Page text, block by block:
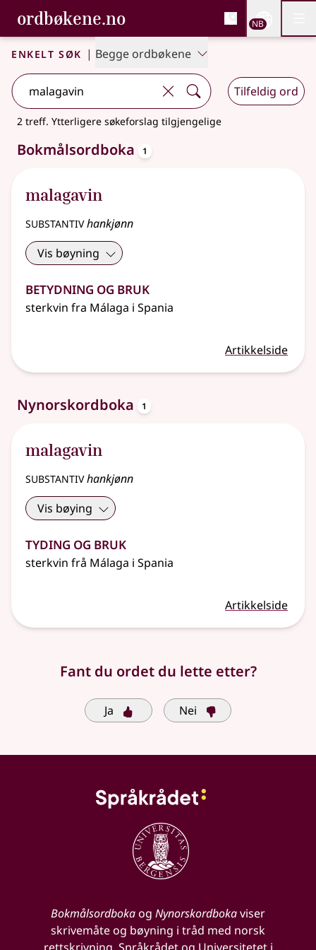
Gå til hovedinnhold
Tilgjengelighet
ordbøkene.no, Bokmålsordboka og
Bokmålsordboka og Nynorskordboka
NB
Enkelt søk | Begge ordbøkene
Tilfeldig ord
2 treff. Ytterligere søkeforslag tilgjengelige
Bokmålsordboka 1
malagavin
substantivhankjønn
Vis bøyning
Betydning og bruk
sterkvin fra Málaga i Spania
Artikkelside
Nynorskordboka 1
malagavin
substantivhankjønn
Vis bøying
Tyding og bruk
sterkvin frå Málaga i Spania
Artikkelside
Fant du ordet du lette etter?
Ja Nei
Bokmålsordbokaog Nynorskordbokaviser
skrivemåte og bøyning i tråd med norsk